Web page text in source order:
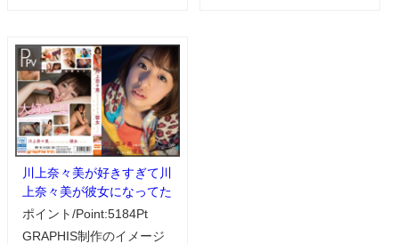
川上奈々美が好きすぎて川
上奈々美が彼女になってた
ポイント/Point:5184Pt
GRAPHIS制作のイメージ